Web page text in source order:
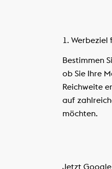
1. Werbeziel
Bestimmen
ob Sie Ihre
Reichweite
auf
möchten.
Jetzt